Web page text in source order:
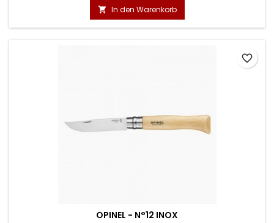
 In den Warenkorb
OPINEL - N°12 INOX
favorite_border